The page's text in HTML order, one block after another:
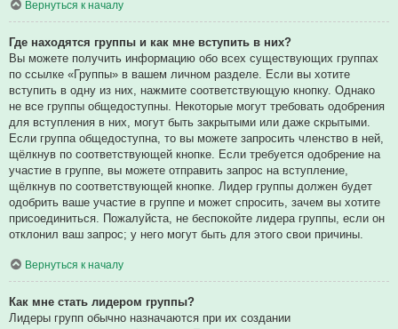
Вернуться к началу
Где находятся группы и как мне вступить в них?
Вы можете получить информацию обо всех существующих группах
по ссылке «Группы» в вашем личном разделе. Если вы хотите
вступить в одну из них, нажмите соответствующую кнопку. Однако
не все группы общедоступны. Некоторые могут требовать одобрения
для вступления в них, могут быть закрытыми или даже скрытыми.
Если группа общедоступна, то вы можете запросить членство в ней,
щёлкнув по соответствующей кнопке. Если требуется одобрение на
участие в группе, вы можете отправить запрос на вступление,
щёлкнув по соответствующей кнопке. Лидер группы должен будет
одобрить ваше участие в группе и может спросить, зачем вы хотите
присоединиться. Пожалуйста, не беспокойте лидера группы, если он
отклонил ваш запрос; у него могут быть для этого свои причины.
Вернуться к началу
Как мне стать лидером группы?
Лидеры групп обычно назначаются при их создании